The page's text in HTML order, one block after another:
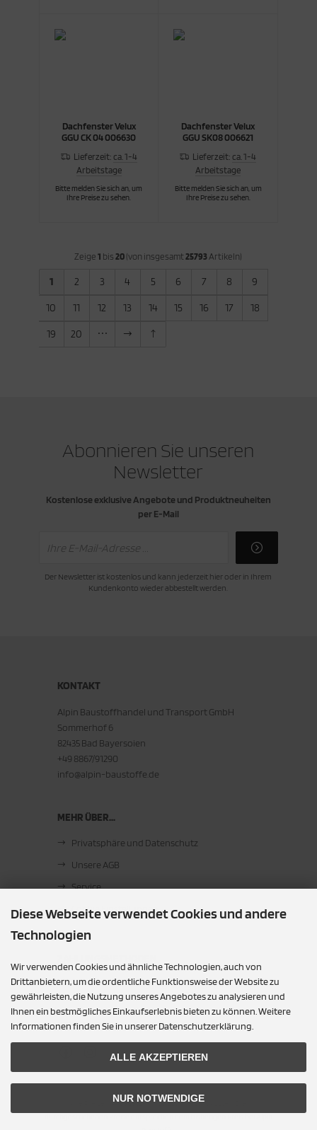
Dachfenster Velux
GGU CK 04 006630
Lieferzeit: ca. 1-4
Arbeitstage
Bitte melden Sie sich an, um
Ihre Preise zu sehen.
Dachfenster Velux
GGU SK08 006621
Lieferzeit: ca. 1-4
Arbeitstage
Bitte melden Sie sich an, um
Ihre Preise zu sehen.
Zeige1 bis20 (von insgesamt25793Artikeln)
1 2 3 4 5 6 7 8 9
10 11 12 13 14 15 16 17 18
19 20
Abonnieren Sie unseren
Newsletter
Kostenlose exklusive Angebote und Produktneuheiten
per E-Mail
Der Newsletter ist kostenlos und kann jederzeit hier oder in Ihrem
Kundenkonto wieder abbestellt werden.
KONTAKT
Alpin Baustoffhandel und Transport GmbH
Sommerhof 6
82435 Bad Bayersoien
+49 8867/91290
info@alpin-baustoffe.de
MEHR ÜBER...
Privatsphäre und Datenschutz
Unsere AGB
Service
Cookie Einstellungen
Barzahlung bei Abholung
SOCIAL MEDIA
Alle Preise inkl. gesetzl. MwSt. zzgl.Versandkosten
Diese Webseite verwendet Cookies und andere
Technologien
Wir verwenden Cookies und ähnliche Technologien, auch von
Drittanbietern, um die ordentliche Funktionsweise der Website zu
gewährleisten, die Nutzung unseres Angebotes zu analysieren und
Ihnen ein bestmögliches Einkaufserlebnis bieten zu können. Weitere
Informationen finden Sie in unserer Datenschutzerklärung.
ALLE AKZEPTIEREN
NUR NOTWENDIGE